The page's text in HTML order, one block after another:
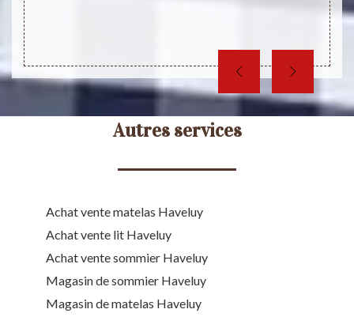
Autres services
Achat vente matelas Haveluy
Achat vente lit Haveluy
Achat vente sommier Haveluy
Magasin de sommier Haveluy
Magasin de matelas Haveluy